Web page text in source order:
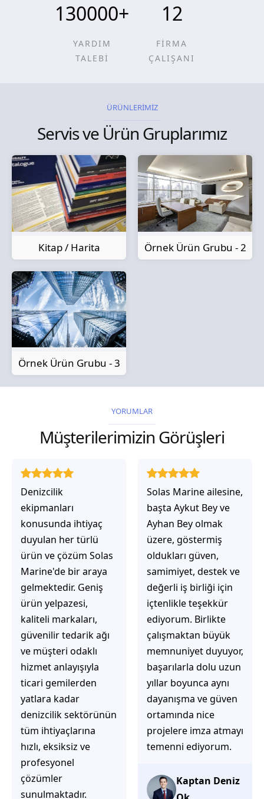
130000+
YARDIM
TALEBİ
12
FİRMA
ÇALIŞANI
ÜRÜNLERİMİZ
Servis ve Ürün Gruplarımız
Kitap / Harita Örnek Ürün Grubu - 2
Örnek Ürün Grubu - 3
YORUMLAR
Müşterilerimizin Görüşleri
Solas Marine ailesine,
başta Aykut Bey ve
Ayhan Bey olmak
üzere, göstermiş
oldukları güven,
samimiyet, destek ve
değerli iş birliği için
içtenlikle teşekkür
ediyorum. Birlikte
çalışmaktan büyük
memnuniyet duyuyor,
başarılarla dolu uzun
yıllar boyunca aynı
dayanışma ve güven
ortamında nice
projelere imza atmayı
temenni ediyorum.
Kaptan Deniz
Solas Marine ile
çalıştığınızda,
işlerinin gerçekten
çözüm üretmeye
odaklı olduğunu
hemen fark
ediyorsunuz.
İhtiyaçlarınıza hızlı ve
doğru çözümler
sunmaya çalışıyorlar.
Müşteri
memnuniyetini ön
planda tutan
yaklaşımları, ilgili
iletişimleri ve
güvenilir hizmet
anlayışları sayesinde
başarılı bir ekip
olduklarını